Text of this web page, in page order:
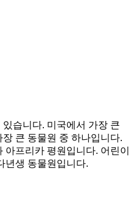
습니다. 미국에서 가장 큰
큰 동물원 중 하나입니다.
프리카 평원입니다. 어린이
년생 동물원입니다.